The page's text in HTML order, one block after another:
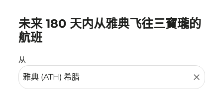
未来 180 天内从雅典飞往三寶瓏的
航班
从
close
没有符合您的筛选条件的机票。请调整您的筛选条件。